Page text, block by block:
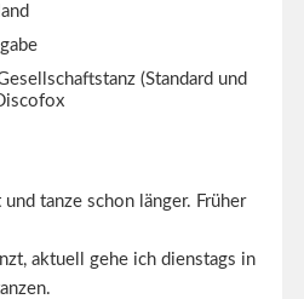
(Standard und
tanze schon länger. Früher
aktuell gehe ich dienstags in